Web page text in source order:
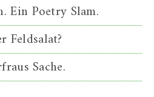
Ein Poetry Slam.
Feldsalat?
Sache.